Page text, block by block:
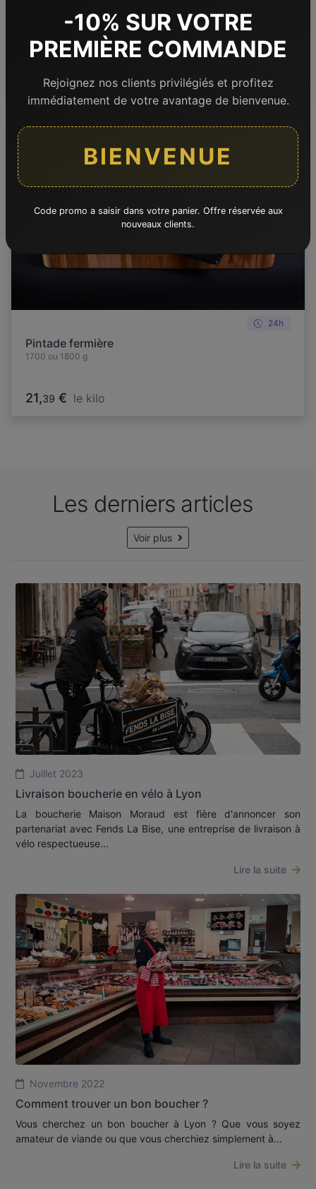
Poularde fermière
62€ le kilo
24h
Pintade fermière
1700 ou 1800 g
21,39 € le kilo
Les derniers articles
Voir plus
Juillet 2023
Livraison boucherie en vélo à Lyon
La boucherie Maison Moraud est fière d'annoncer son
partenariat avec Fends La Bise, une entreprise de livraison à
vélo respectueuse...
Lire la suite
Novembre 2022
Comment trouver un bon boucher ?
Vous cherchez un bon boucher à Lyon ? Que vous soyez
amateur de viande ou que vous cherchiez simplement à...
Lire la suite
-10% SUR VOTRE
PREMIÈRE COMMANDE
Rejoignez nos clients privilégiés et profitez
immédiatement de votre avantage de bienvenue.
BIENVENUE
Code promo a saisir dans votre panier. Offre réservée aux
nouveaux clients.